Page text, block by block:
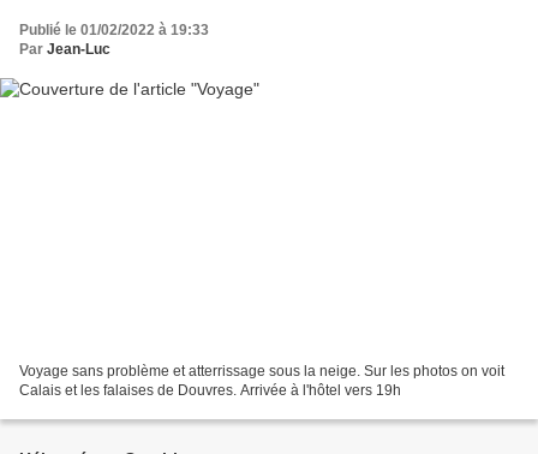
Publié le 01/02/2022 à 19:33
Par Jean-Luc
Voyage sans problème et atterrissage sous la neige. Sur les photos on voit
Calais et les falaises de Douvres. Arrivée à l'hôtel vers 19h